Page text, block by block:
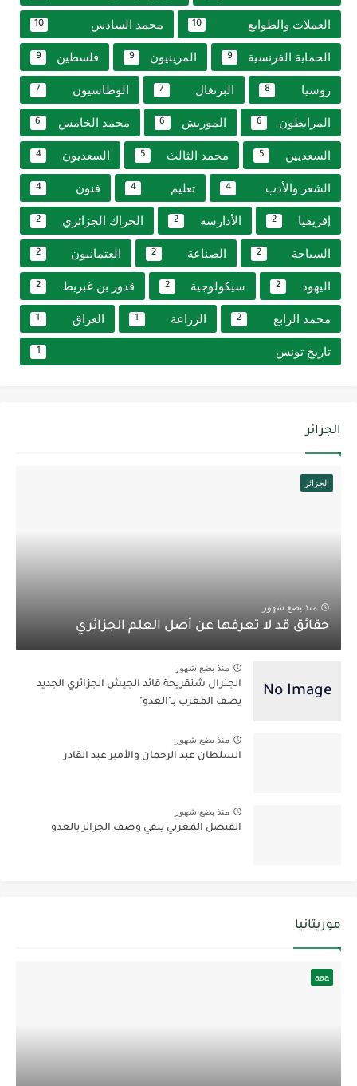
العملات والطوابع 10 محمد السادس 10
الحماية الفرنسية 9 المرينيون 9 فلسطين 9
روسيا 8 البرتغال 7 الوطاسيون 7
المرابطون 6 الموريش 6 محمد الخامس 6
السعديين 5 محمد الثالث 5 السعديون 4
الشعر والأدب 4 تعليم 4 فنون 4
إفريقيا 2 الأدارسة 2 الحراك الجزائري 2
السياحة 2 الصناعة 2 العثمانيون 2
اليهود 2 سيكولوجية 2 قدور بن غبريط 2
محمد الرابع 2 الزراعة 1 العراق 1
تاريخ تونس 1
الجزائر
الجزائر
منذ بضع شهور
حقائق قد لا تعرفها عن أصل العلم الجزائري
منذ بضع شهور
الجنرال شنقريحة قائد الجيش الجزائري الجديد
يصف المغرب بـ"العدو"
منذ بضع شهور
السلطان عبد الرحمان والأمير عبد القادر
منذ بضع شهور
القنصل المغربي ينفي وصف الجزائر بالعدو
موريتانيا
aaa